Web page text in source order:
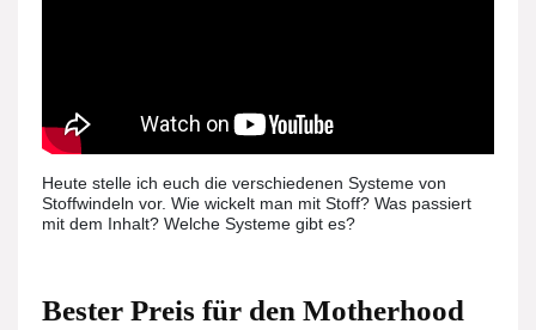
Heute stelle ich euch die verschiedenen Systeme von
Stoffwindeln vor. Wie wickelt man mit Stoff? Was passiert
mit dem Inhalt? Welche Systeme gibt es?
Bester Preis für den Motherhood